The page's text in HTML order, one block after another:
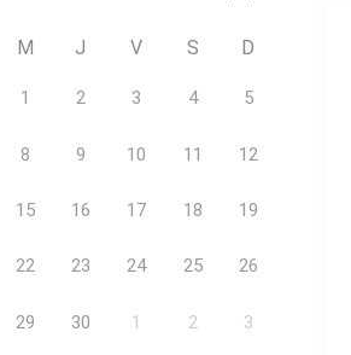
M J V S D
1 2 3 4 5
8 9 10 11 12
15 16 17 18 19
22 23 24 25 26
29 30 1 2 3